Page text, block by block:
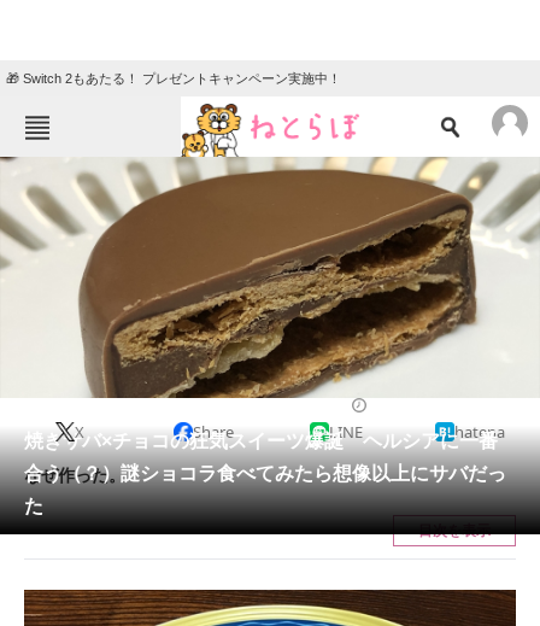
🎁 Switch 2もあたる！ プレゼントキャンペーン実施中！
ねとらぼメニュー
TOP
エンタメ クイズ
地域
教育・育児
リサーチ
会員記事
メディア
注目記事を集めた総合ページ
ITの今と未来を見通す
焼きサバ×チョコの狂気スイーツ爆誕 ヘルシアに一番
合う（？）謎ショコラ食べてみたら想像以上にサバだっ
た
X Share LINE hatena
なぜ作った。
目次を表示